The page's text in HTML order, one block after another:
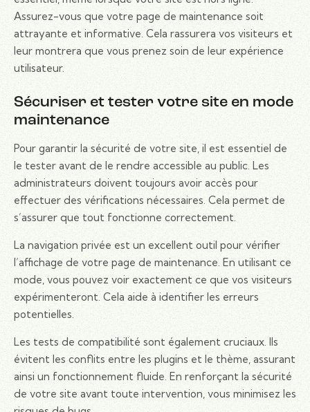
Assurez-vous que votre page de maintenance soit
attrayante et informative. Cela rassurera vos visiteurs et
leur montrera que vous prenez soin de leur expérience
utilisateur.
Sécuriser et tester votre site en mode
maintenance
Pour garantir la sécurité de votre site, il est essentiel de
le tester avant de le rendre accessible au public. Les
administrateurs doivent toujours avoir accès pour
effectuer des vérifications nécessaires. Cela permet de
s’assurer que tout fonctionne correctement.
La navigation privée est un excellent outil pour vérifier
l’affichage de votre page de maintenance. En utilisant ce
mode, vous pouvez voir exactement ce que vos visiteurs
expérimenteront. Cela aide à identifier les erreurs
potentielles.
Les tests de compatibilité sont également cruciaux. Ils
évitent les conflits entre les plugins et le thème, assurant
ainsi un fonctionnement fluide. En renforçant la sécurité
de votre site avant toute intervention, vous minimisez les